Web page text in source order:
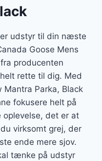
udstyr til din næste
Goose Mens
producenten
rette til dig. Med
Mantra Parka, Black
fokusere helt på
oplevelse, det er at
virksomt grej, der
ende mere sjov.
tænke på udstyr